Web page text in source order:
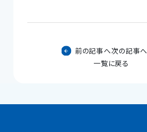
前の記事へ
一覧に戻る
次の記事へ